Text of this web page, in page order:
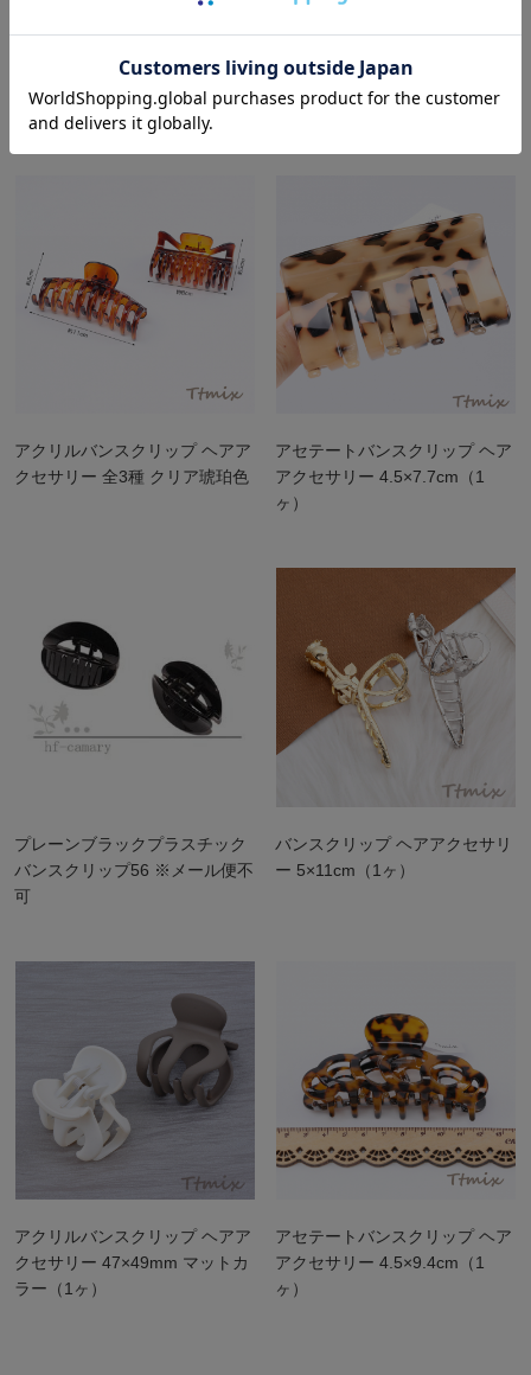
三角形バンスクリップ
アクリルバンスクリップ ヘアア
クセサリー 5×11cm マットカラ
ー（1ヶ）
アクリルバンスクリップ ヘアア
クセサリー 全3種 クリア琥珀色
アセテートバンスクリップ ヘア
アクセサリー 4.5×7.7cm（1
ヶ）
プレーンブラックプラスチック
バンスクリップ56 ※メール便不
可
バンスクリップ ヘアアクセサリ
ー 5×11cm（1ヶ）
アクリルバンスクリップ ヘアア
クセサリー 47×49mm マットカ
ラー（1ヶ）
アセテートバンスクリップ ヘア
アクセサリー 4.5×9.4cm（1
ヶ）